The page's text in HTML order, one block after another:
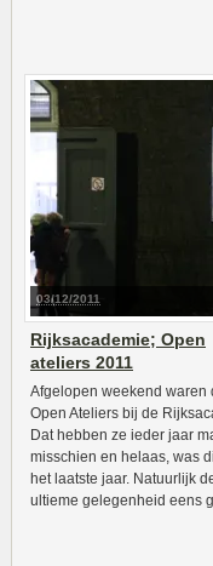
03/12/2011
Rijksacademie; Open
ateliers 2011
Afgelopen weekend waren
Open Ateliers bij de
Dat hebben ze ieder jaar
misschien en helaas, was
het laatste jaar. Natuurlijk
ultieme gelegenheid eens